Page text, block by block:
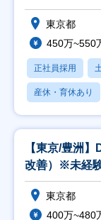
東京都
450万~550
正社員採用
産休・育休あり
【東京/豊洲
改善）※未経
東京都
400万~480